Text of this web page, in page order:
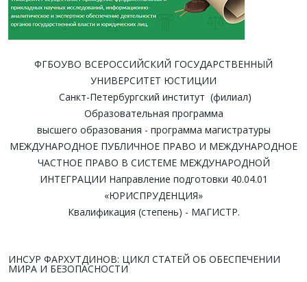
ФГБОУВО ВСЕРОССИЙСКИЙ ГОСУДАРСТВЕННЫЙ
УНИВЕРСИТЕТ ЮСТИЦИИ
Санкт-Петербургский институт (филиал)
Образовательная программа
высшего образования - программа магистратуры
МЕЖДУНАРОДНОЕ ПУБЛИЧНОЕ ПРАВО И МЕЖДУНАРОДНОЕ
ЧАСТНОЕ ПРАВО В СИСТЕМЕ МЕЖДУНАРОДНОЙ
ИНТЕГРАЦИИ Направление подготовки 40.04.01
«ЮРИСПРУДЕНЦИЯ»
Квалификация (степень) - МАГИСТР.
ИНСУР ФАРХУТДИНОВ: ЦИКЛ СТАТЕЙ ОБ ОБЕСПЕЧЕНИИ
МИРА И БЕЗОПАСНОСТИ